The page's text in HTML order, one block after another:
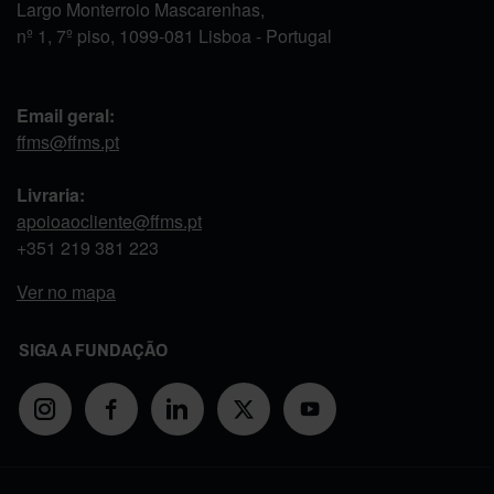
Largo Monterroio Mascarenhas,
nº 1, 7º piso, 1099-081 Lisboa - Portugal
Email geral:
ffms@ffms.pt
Livraria:
apoioaocliente@ffms.pt
+351 219 381 223
Ver no mapa
SIGA A FUNDAÇÃO